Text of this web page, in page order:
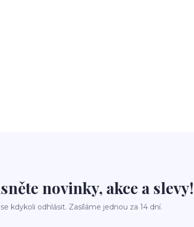
novinky, akce a slevy!
kdykoli odhlásit. Zasíláme jednou za 14 dní.